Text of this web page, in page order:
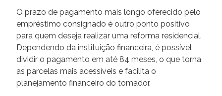
O prazo de pagamento mais longo oferecido pelo
empréstimo consignado é outro ponto positivo
para quem deseja realizar uma reforma residencial.
Dependendo da instituição financeira, é possível
dividir o pagamento em até 84 meses, o que torna
as parcelas mais acessíveis e facilita o
planejamento financeiro do tomador.